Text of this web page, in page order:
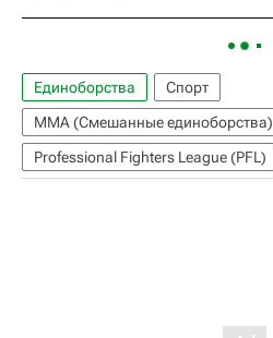
Единоборства
Спорт
ММА (Смешанные единоборства)
Professional Fighters League (PFL)